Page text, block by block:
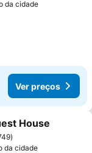
da cidade
Ver preços
favoritos
House
da cidade